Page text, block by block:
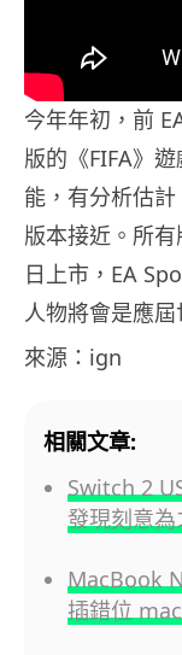
今年年初，前
版的《FIFA》
能，有分析估
版本接近。所
日上市，EA
人物將會是應屆
來源：ign
相關文章:
Switch 2
發現刻意
MacBook
插錯位